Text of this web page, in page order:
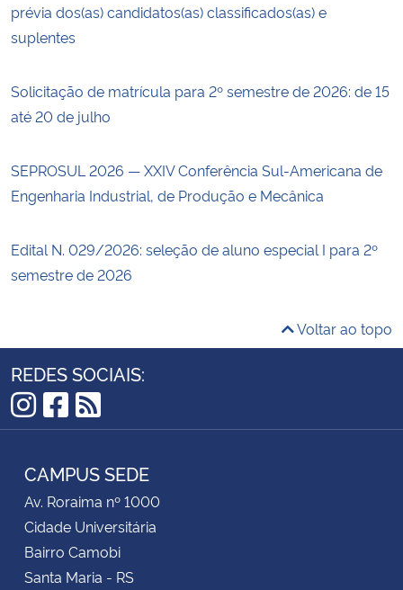
prévia dos(as) candidatos(as) classificados(as) e
suplentes
Solicitação de matrícula para 2º semestre de 2026: de 15
até 20 de julho
SEPROSUL 2026 — XXIV Conferência Sul-Americana de
Engenharia Industrial, de Produção e Mecânica
Edital N. 029/2026: seleção de aluno especial I para 2º
semestre de 2026
Voltar ao topo
REDES SOCIAIS:
Instagram
Facebook
RSS
CAMPUS SEDE
Av. Roraima nº 1000
Cidade Universitária
Bairro Camobi
Santa Maria - RS